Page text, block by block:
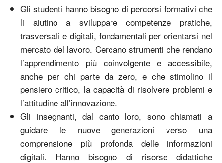
Gli studenti hanno bisogno di percorsi formativi che
li aiutino a sviluppare competenze pratiche,
trasversali e digitali, fondamentali per orientarsi nel
mercato del lavoro. Cercano strumenti che rendano
l’apprendimento più coinvolgente e accessibile,
anche per chi parte da zero, e che stimolino il
pensiero critico, la capacità di risolvere problemi e
l’attitudine all’innovazione.
Gli insegnanti, dal canto loro, sono chiamati a
guidare le nuove generazioni verso una
comprensione più profonda delle informazioni
digitali. Hanno bisogno di risorse didattiche